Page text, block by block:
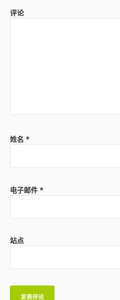
评论
姓名 *
电子邮件 *
站点